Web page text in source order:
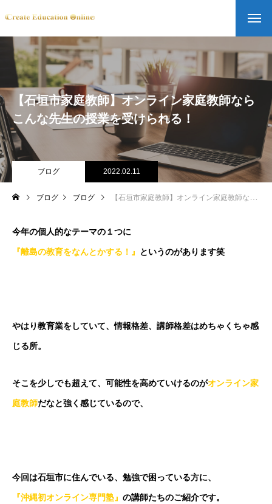
【石垣市家庭教師】オンライン家庭教師なら
こんな先生の授業を受けられる！
ブログ 2022.02.11
ブログ ブログ 【石垣市家庭教師】オンライン家庭教師ならこんな先生の授業を受けられる！
今年の個人的なテーマの１つに
『離島の教育をなんとかする！』 というのがあります笑
やはり教育業をしていて、情報格差、講師格差はめちゃくちゃ感
じる所。
そこを少しでも超えて、可能性を高めていけるのがオンライン家
庭教師だなと強く感じているので、
今回は石垣市に住んでいる、勉強で困っている方に、
『沖縄初オンライン専門塾』 の講師たちのご紹介です。